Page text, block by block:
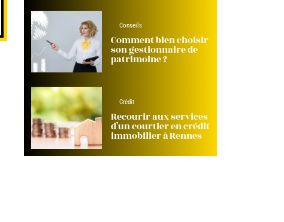
Conseils
Comment bien choisir
son gestionnaire de
patrimoine ?
Crédit
Recourir aux services
d’un courtier en crédit
immobilier à Rennes